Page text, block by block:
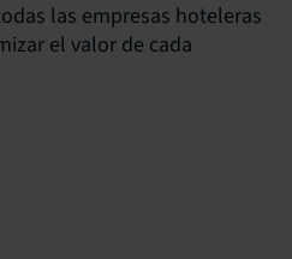
las empresas hoteleras
el valor de cada